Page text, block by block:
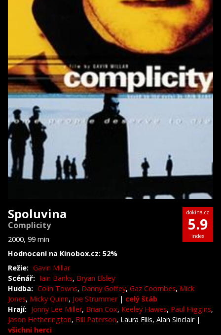
Spoluvina
Complicity
2000, 99 min
Hodnocení na Kinobox.cz: 52%
dokina.cz
5.9
index
Režie: Gavin Millar
Scénář: Iain Banks, Bryan Elsley
Hudba: Colin Towns, Danny Goffey, Gaz Coombes, Mick
Jones, Micky Quinn, Joe Strummer | celý štáb
Hrají: Jonny Lee Miller, Brian Cox, Keeley Hawes, Paul Higgins,
Jason Hetherington, Bill Paterson, Laura Ellis, Alan Sinclair |
všichni herci